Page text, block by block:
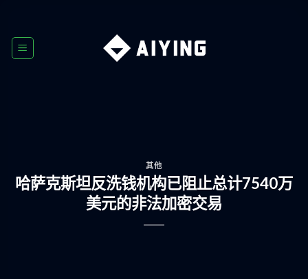
content
其他
哈萨克斯坦反洗钱机构已阻止总计7540万
美元的非法加密交易